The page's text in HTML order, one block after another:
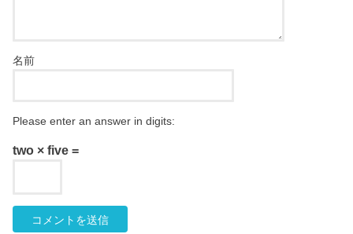
名前
Please enter an answer in digits:
two × five =